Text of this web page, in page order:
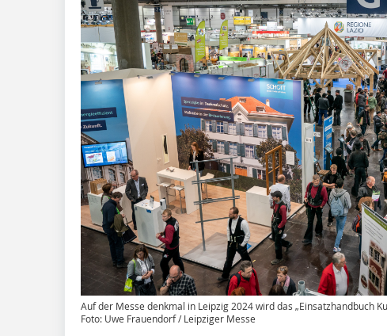
Auf der Messe denkmal in Leipzig 2024 wird das „Einsatzhandbuch
Foto: Uwe Frauendorf / Leipziger Messe